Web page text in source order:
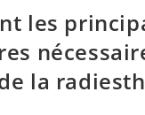
les
la